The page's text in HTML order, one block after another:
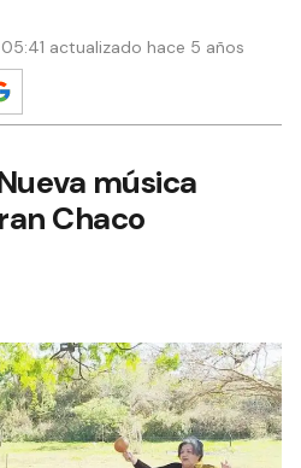
actualizado hace 5 años
música
Chaco